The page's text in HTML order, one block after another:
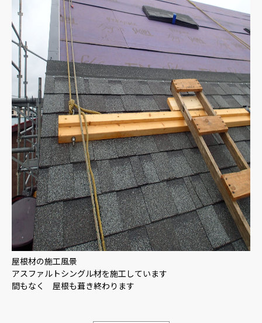
屋根材の施工風景
アスファルトシングル材を施工しています
間もなく 屋根も葺き終わります